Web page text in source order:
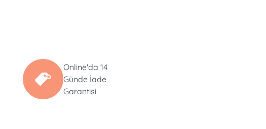
Online'da 14
Günde İade
Garantisi